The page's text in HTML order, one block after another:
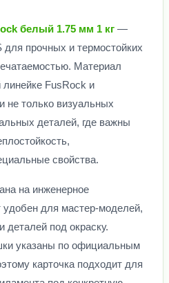
белый 1.75 мм 1 кг —
прочных и термостойких
Материал
линейке FusRock и
не только визуальных
деталей, где важны
свойства.
на инженерное
для мастер-моделей,
деталей под окраску.
указаны по официальным
карточка подходит для